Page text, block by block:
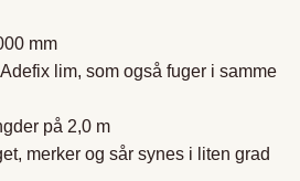
mm
lim, som også fuger i samme
på 2,0 m
merker og sår synes i liten grad